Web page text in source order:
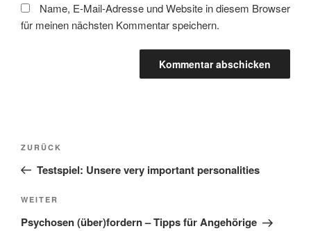
Name, E-Mail-Adresse und Website in diesem Browser
für meinen nächsten Kommentar speichern.
Beitragsnavigation
Vorheriger
Beitrag
ZURÜCK
Testspiel: Unsere very important personalities
Nächster
Beitrag
WEITER
Psychosen (über)fordern – Tipps für Angehörige